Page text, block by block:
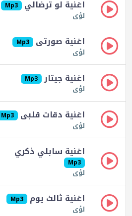
اغنية لو ترضالي Mp3
لؤى
اغنية صورتى Mp3
لؤى
اغنية جيتار Mp3
لؤى
اغنية دقات قلبى Mp3
لؤى
اغنية سابلي ذكري
Mp3
لؤى
اغنية ثالث يوم Mp3
لؤى